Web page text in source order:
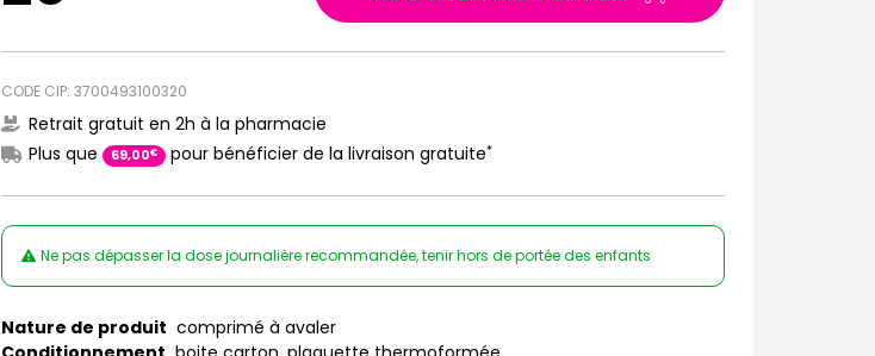
CODE CIP: 3700493100320
Retrait gratuit en 2h à la pharmacie
Plus que
69,00€ pour bénéficier de la livraison gratuite*
Ne pas dépasser la dose journalière recommandée, tenir hors de portée des enfants
Nature de produit comprimé à avaler